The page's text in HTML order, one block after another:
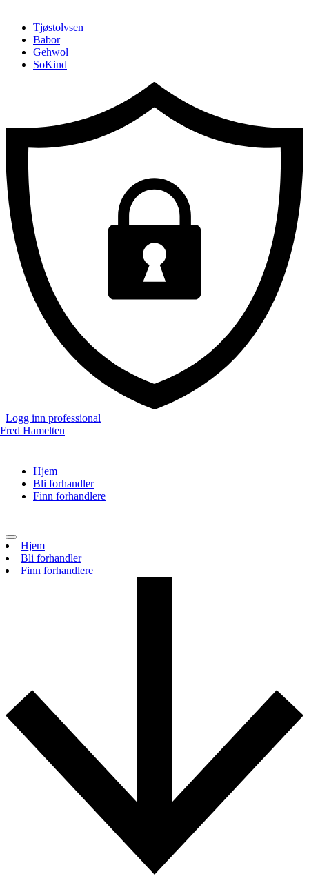
innhold
navigasjon
Tjøstolvsen
Babor
Gehwol
SoKind
Logg inn professional
Hjem
Bli forhandler
Finn forhandlere
Toggle
navigation
Hjem
Bli forhandler
Finn forhandlere